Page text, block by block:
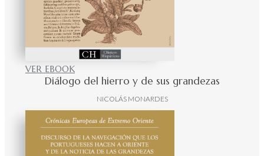
VER EBOOK
Diálogo del hierro y de sus grandezas
NICOLÁS MONARDES